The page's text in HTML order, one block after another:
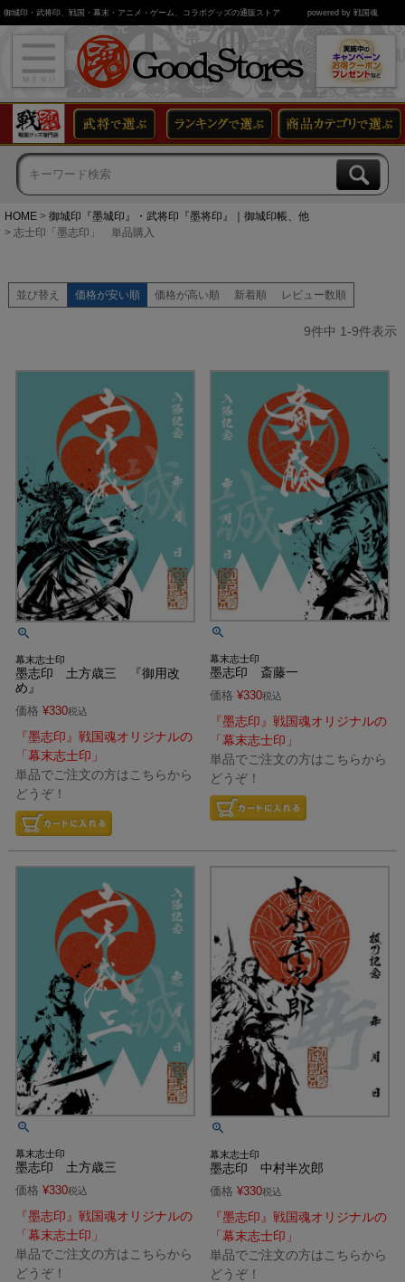
御城印・武将印、戦国・幕末・アニメ・ゲーム、コラボグッズの通販ストア powered by 戦国魂
HOME
御城印『墨城印』・武将印『墨将印』｜御城印帳、他
志士印「墨志印」 単品購入
並び替え 価格が安い順 価格が高い順 新着順 レビュー数順
9件中 1-9件表示
幕末志士印
墨志印 土方歳三 『御用改
め』
価格 ¥330税込
『墨志印』戦国魂オリジナルの
「幕末志士印」
単品でご注文の方はこちらから
どうぞ！
幕末志士印
墨志印 斎藤一
価格 ¥330税込
『墨志印』戦国魂オリジナルの
「幕末志士印」
単品でご注文の方はこちらから
どうぞ！
幕末志士印
墨志印 土方歳三
価格 ¥330税込
『墨志印』戦国魂オリジナルの
「幕末志士印」
単品でご注文の方はこちらから
どうぞ！
幕末志士印
墨志印 中村半次郎
価格 ¥330税込
『墨志印』戦国魂オリジナルの
「幕末志士印」
単品でご注文の方はこちらから
どうぞ！